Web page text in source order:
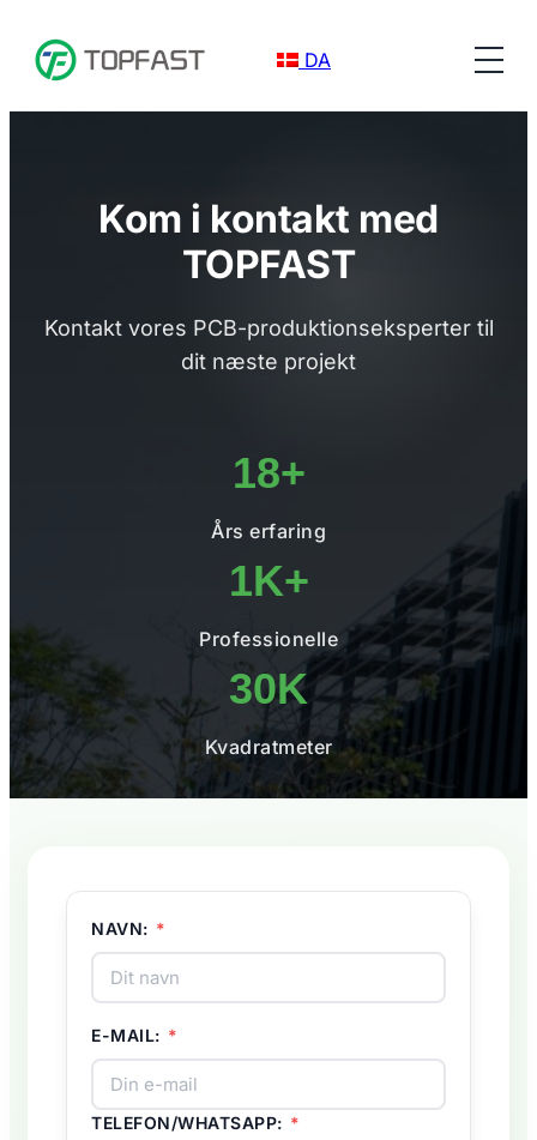
DA
Kom i kontakt med
TOPFAST
Kontakt vores PCB-produktionseksperter til
dit næste projekt
18+
Års erfaring
1K+
Professionelle
30K
Kvadratmeter
NAVN: *
E-MAIL: *
TELEFON/WHATSAPP: *